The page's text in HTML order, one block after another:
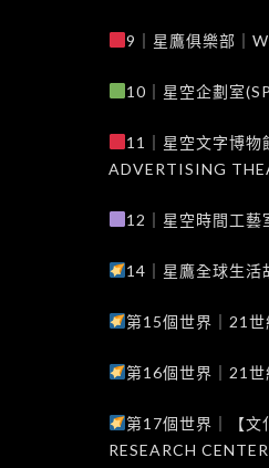
9｜星鷹俱樂部｜
10｜星空企劃室
11｜星空文字博物
ADVERTISING
12｜星空時間工藝
14｜星鷹全球生
第15個世界｜21
第16個世界｜21
第17個世界｜【文
RESEARCH CENTER